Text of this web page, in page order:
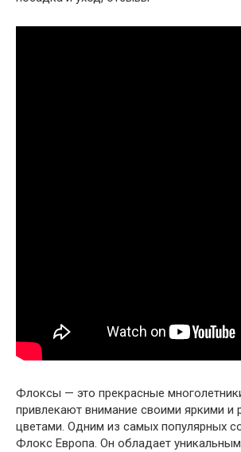
Флоксы — это прекрасные
привлекают внимание своими яркими и
цветами. Одним из самых популярных
Флокс Европа. Он обладает